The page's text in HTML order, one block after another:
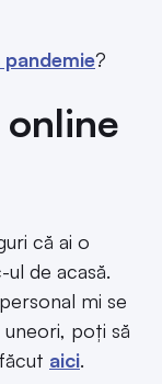
pandemie?
că ai o
de acasă.
mi se
poți să
aici.